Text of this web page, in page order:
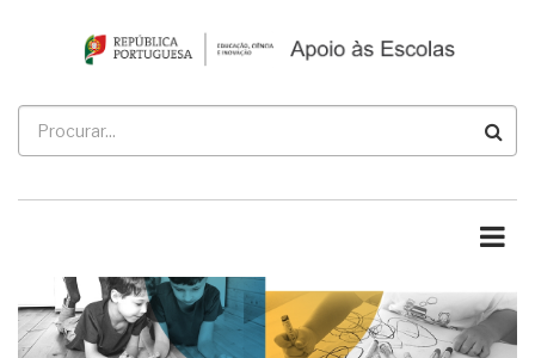
conteúdo
principal